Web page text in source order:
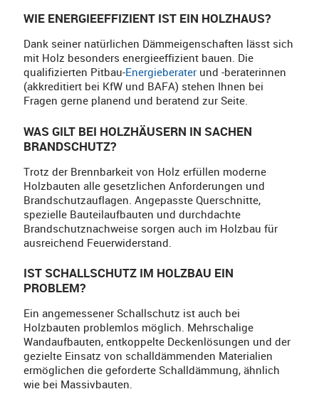
WIE ENERGIEEFFIZIENT IST EIN HOLZHAUS?
Dank seiner natürlichen Dämmeigenschaften lässt sich
mit Holz besonders energieeffizient bauen. Die
qualifizierten Pitbau-Energieberater und -beraterinnen
(akkreditiert bei KfW und BAFA) stehen Ihnen bei
Fragen gerne planend und beratend zur Seite.
WAS GILT BEI HOLZHÄUSERN IN SACHEN
BRANDSCHUTZ?
Trotz der Brennbarkeit von Holz erfüllen moderne
Holzbauten alle gesetzlichen Anforderungen und
Brandschutzauflagen. Angepasste Querschnitte,
spezielle Bauteilaufbauten und durchdachte
Brandschutznachweise sorgen auch im Holzbau für
ausreichend Feuerwiderstand.
IST SCHALLSCHUTZ IM HOLZBAU EIN
PROBLEM?
Ein angemessener Schallschutz ist auch bei
Holzbauten problemlos möglich. Mehrschalige
Wandaufbauten, entkoppelte Deckenlösungen und der
gezielte Einsatz von schalldämmenden Materialien
ermöglichen die geforderte Schalldämmung, ähnlich
wie bei Massivbauten.